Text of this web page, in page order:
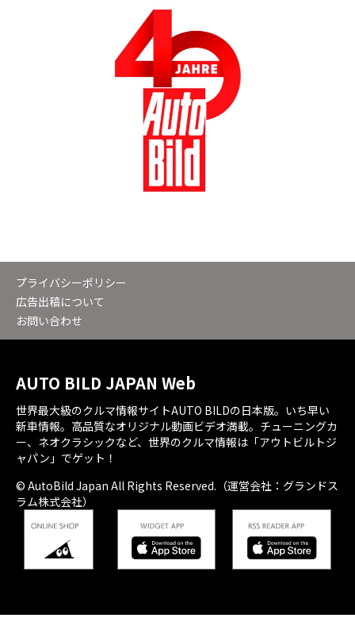
プライバシーポリシー
広告出稿について
お問い合わせ
AUTO BILD JAPAN Web
世界最大級のクルマ情報サイトAUTO BILDの日本版。いち早い
新車情報。高品質なオリジナル動画ビデオ満載。チューニングカ
ー、ネオクラシックなど、世界のクルマ情報は「アウトビルトジ
ャパン」でゲット！
© AutoBild Japan All Rights Reserved.（運営会社：グランドス
ラム株式会社）